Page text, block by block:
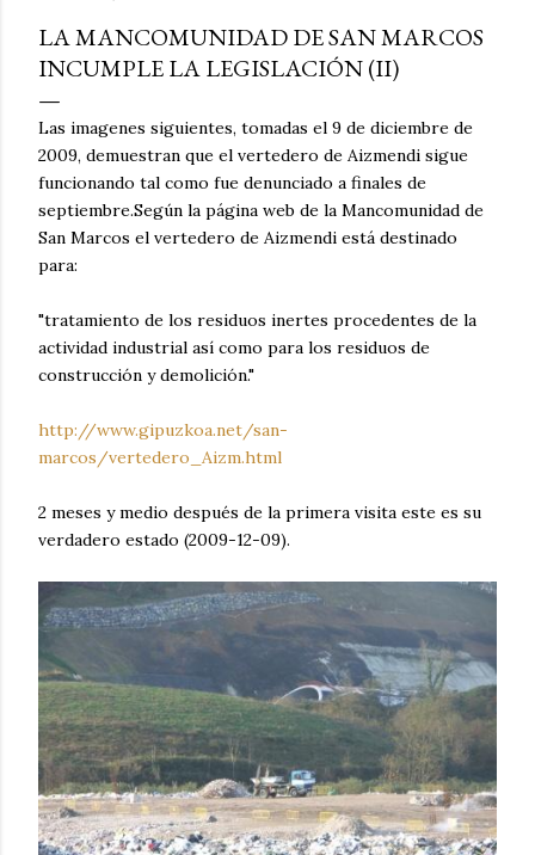
LA MANCOMUNIDAD DE SAN MARCOS
INCUMPLE LA LEGISLACIÓN (II)
Las imagenes siguientes, tomadas el 9 de diciembre de
2009, demuestran que el vertedero de Aizmendi sigue
funcionando tal como fue denunciado a finales de
septiembre.Según la página web de la Mancomunidad de
San Marcos el vertedero de Aizmendi está destinado
para:
"tratamiento de los residuos inertes procedentes de la
actividad industrial así como para los residuos de
construcción y demolición."
http://www.gipuzkoa.net/san-
marcos/vertedero_Aizm.html
2 meses y medio después de la primera visita este es su
verdadero estado (2009-12-09).